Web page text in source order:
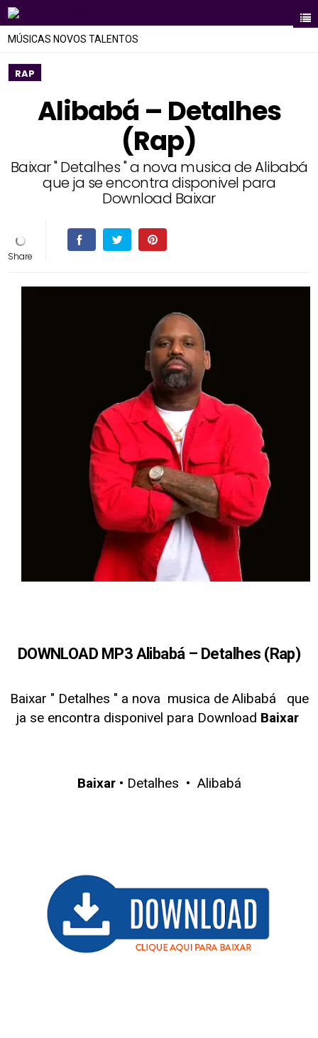
MÚSICAS NOVOS TALENTOS
RAP
Alibabá – Detalhes
(Rap)
Baixar " Detalhes " a nova musica de Alibabá
que ja se encontra disponivel para
Download Baixar
DOWNLOAD MP3 Alibabá – Detalhes (Rap)
Baixar " Detalhes " a nova musica de Alibabá
que
ja se encontra disponivel para Download Baixar
Baixar• Detalhes • Alibabá